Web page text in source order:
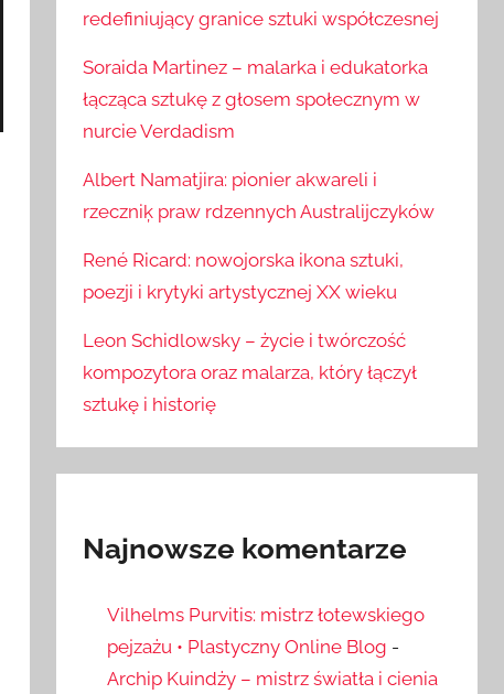
redefiniujący granice sztuki współczesnej
Soraida Martinez – malarka i edukatorka
łącząca sztukę z głosem społecznym w
nurcie Verdadism
Albert Namatjira: pionier akwareli i
rzeczniķ praw rdzennych Australijczyków
René Ricard: nowojorska ikona sztuki,
poezji i krytyki artystycznej XX wieku
Leon Schidlowsky – życie i twórczość
kompozytora oraz malarza, który łączył
sztukę i historię
Najnowsze komentarze
Vilhelms Purvitis: mistrz łotewskiego
pejzażu • Plastyczny Online Blog -
Archip Kuindży – mistrz światła i cienia